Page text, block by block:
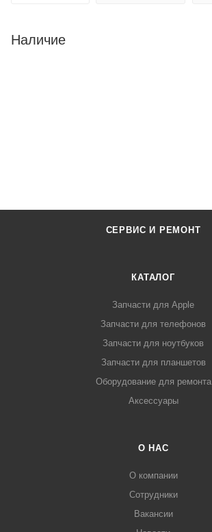
Наличие
СЕРВИС И РЕМОНТ
КАТАЛОГ
Запчасти для Apple
Запчасти для телефонов
Запчасти для ноутбуков
Запчасти для планшетов
Оборудование для ремонта
Аксессуары
О НАС
О компании
Сотрудники
Вакансии